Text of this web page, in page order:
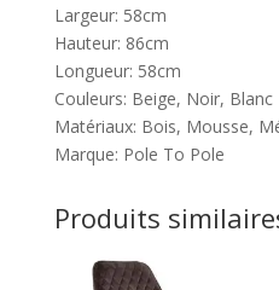
Largeur: 58cm
Hauteur: 86cm
Longueur: 58cm
Couleurs: Beige, Noir, Blanc
Matériaux: Bois, Mousse,
Marque: Pole To Pole
Produits